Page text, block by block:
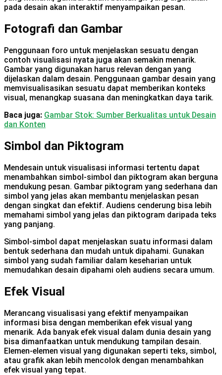
pada desain akan interaktif menyampaikan pesan.
Fotografi dan Gambar
Penggunaan foro untuk menjelaskan sesuatu dengan
contoh visualisasi nyata juga akan semakin menarik.
Gambar yang digunakan harus relevan dengan yang
dijelaskan dalam desain. Penggunaan gambar desain yang
memvisualisasikan sesuatu dapat memberikan konteks
visual, menangkap suasana dan meningkatkan daya tarik.
Baca juga: Gambar Stok: Sumber Berkualitas untuk Desain
dan Konten
Simbol dan Piktogram
Mendesain untuk visualisasi informasi tertentu dapat
menambahkan simbol-simbol dan piktogram akan berguna
mendukung pesan. Gambar piktogram yang sederhana dan
simbol yang jelas akan membantu menjelaskan pesan
dengan singkat dan efektif. Audiens cenderung bisa lebih
memahami simbol yang jelas dan piktogram daripada teks
yang panjang.
Simbol-simbol dapat menjelaskan suatu informasi dalam
bentuk sederhana dan mudah untuk dipahami. Gunakan
simbol yang sudah familiar dalam keseharian untuk
memudahkan desain dipahami oleh audiens secara umum.
Efek Visual
Merancang visualisasi yang efektif menyampaikan
informasi bisa dengan memberikan efek visual yang
menarik. Ada banyak efek visual dalam dunia desain yang
bisa dimanfaatkan untuk mendukung tampilan desain.
Elemen-elemen visual yang digunakan seperti teks, simbol,
atau grafik akan lebih mencolok dengan menambahkan
efek visual yang tepat.